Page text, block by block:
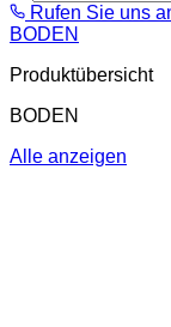
Rufen Sie uns
BODEN
Produktübersicht
BODEN
Alle anzeigen